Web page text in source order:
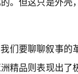
们要聊聊叙事的
精品则表现出